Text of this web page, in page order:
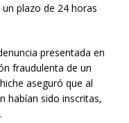
plazo de 24 horas
presentada en
fraudulenta de un
aseguró que al
habían sido inscritas,